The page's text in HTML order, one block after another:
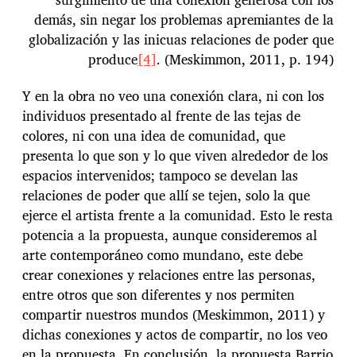
demás, sin negar los problemas apremiantes de la
globalización y las inicuas relaciones de poder que
produce[4]. (Meskimmon, 2011, p. 194)
Y en la obra no veo una conexión clara, ni con los
individuos presentado al frente de las tejas de
colores, ni con una idea de comunidad, que
presenta lo que son y lo que viven alrededor de los
espacios intervenidos; tampoco se develan las
relaciones de poder que allí se tejen, solo la que
ejerce el artista frente a la comunidad. Esto le resta
potencia a la propuesta, aunque consideremos al
arte contemporáneo como mundano, este debe
crear conexiones y relaciones entre las personas,
entre otros que son diferentes y nos permiten
compartir nuestros mundos (Meskimmon, 2011) y
dichas conexiones y actos de compartir, no los veo